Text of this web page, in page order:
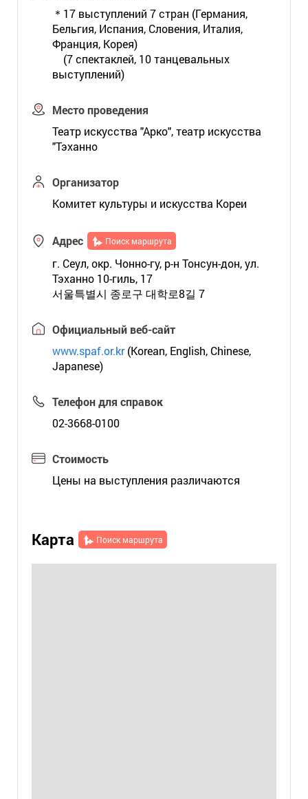
＊17 выступлений 7 стран (Германия,
Бельгия, Испания, Словения, Италия,
Франция, Корея)
(7 спектаклей, 10 танцевальных
выступлений)
Место проведения
Театр искусства "Арко", театр искусства
"Тэханно
Организатор
Комитет культуры и искусства Кореи
Адрес Поиск маршрута
г. Сеул, окр. Чонно-гу, р-н Тонсун-дон, ул.
Тэханно 10-гиль, 17
서울특별시 종로구 대학로8길 7
Официальный веб-сайт
www.spaf.or.kr(Korean, English, Chinese,
Japanese)
Телефон для справок
02-3668-0100
Стоимость
Цены на выступления различаются
Карта Поиск маршрута